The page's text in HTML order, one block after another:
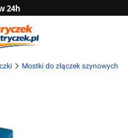
24h
dni
B2B
Mostki do złączek szynowych